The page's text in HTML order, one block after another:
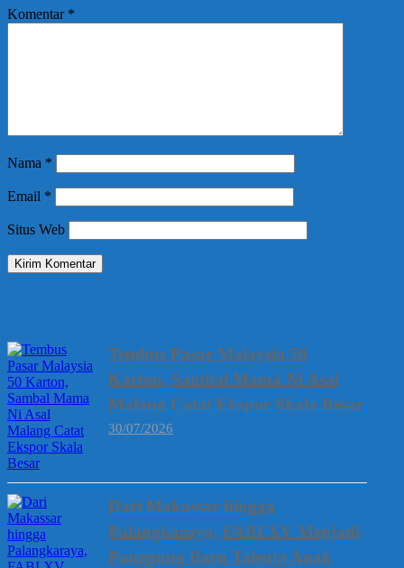
Komentar *
Nama *
Email *
Situs Web
Tembus Pasar Malaysia 50
Karton, Sambal Mama Ni Asal
Malang Catat Ekspor Skala Besar
30/07/2026
Dari Makassar hingga
Palangkaraya, FABI XV Menjadi
Panggung Baru Talenta Anak